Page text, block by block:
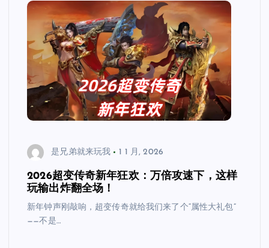
是兄弟就来玩我 1 1 月, 2026
2026超变传奇新年狂欢：万倍攻速下，这样
玩输出炸翻全场！
新年钟声刚敲响，超变传奇就给我们来了个“属性大礼包”
——不是…